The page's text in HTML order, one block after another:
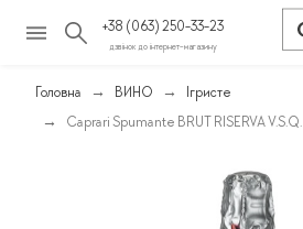
+38 (063) 250-33-23
дзвінок до інтернет-магазину
Головна ВИНО
Ігристе
Caprari Spumante BRUT RISERVA V.S.Q.